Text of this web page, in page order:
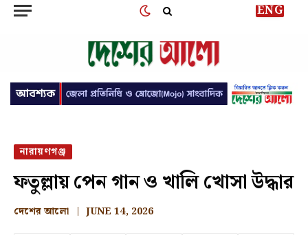
ENG
নারায়ণগঞ্জ
ফতুল্লায় পেন গান ও খালি খোসা উদ্ধার
দেশের আলো JUNE 14, 2026